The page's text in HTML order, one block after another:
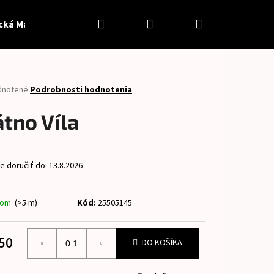
Madeira Softshell Patent Panely
Hľadať PrihlásenieNákupný
Podrobnosti hodnotenia
Víla
doručiť do: 13.8.2026
(>5 m) Kód: 25505145
DO KOŠÍKA